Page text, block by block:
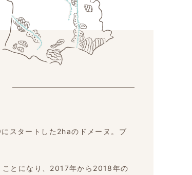
スタートした2haのドメーヌ。ブ
とになり、2017年から2018年の